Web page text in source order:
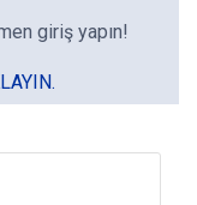
giriş yapın!